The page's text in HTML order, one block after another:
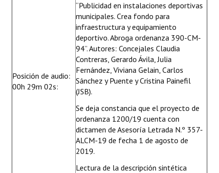
Posición de audio:
00h 29m 02s:
“Publicidad en instalaciones deportivas
municipales. Crea fondo para
infraestructura y equipamiento
deportivo. Abroga ordenanza 390-CM-
94”. Autores: Concejales Claudia
Contreras, Gerardo Ávila, Julia
Fernández, Viviana Gelain, Carlos
Sánchez y Puente y Cristina Painefil
(JSB).
Se deja constancia que el proyecto de
ordenanza 1200/19 cuenta con
dictamen de Asesoría Letrada N.º 357-
ALCM-19 de fecha 1 de agosto de
2019.
Lectura de la descripción sintética